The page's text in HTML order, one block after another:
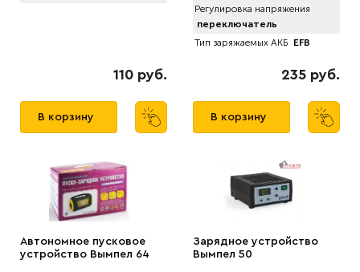
110 руб.
В корзину
Регулировка напряжения
переключатель
Тип заряжаемых АКБ EFB
235 руб.
В корзину
Автономное пусковое
устройство Вымпел 64
Зарядное устройство
Вымпел 50